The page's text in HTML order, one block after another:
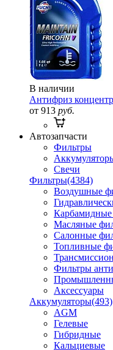
В наличии
Антифриз
от 913 руб.
Автозапчасти
Фильтры
Свечи
Фильтры(4384)
Воздушные
Масляные
Салонные
Топливные
Фильтры
Аксессуары
Аккумуляторы(493)
AGM
Гелевые
Гибридные
Кальциевые